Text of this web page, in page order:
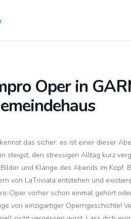
Oper in
das sicher: es ist einer dieser
steigst, den stressigen Alltag kurz
und Klänge des Abends im Kopf.
von LaTriviata entstehen und
Oper vorher schon einmal gehört
von einzigartiger Operngeschichte!